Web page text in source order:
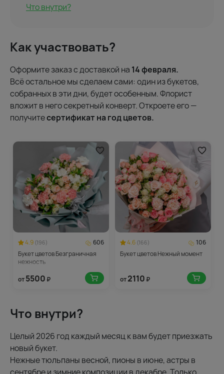
Что внутри?
Как участвовать?
Оформите заказ с доставкой на 14 февраля.
Всё остальное мы сделаем сами: один из букетов,
собранных в эти дни, будет особенным. Флорист
вложит в него секретный конверт. Откроете его —
получитесертификат на год цветов.
4.9 (196)
606
Букет цветов Безграничная
нежность
от5500 ₽
4.6 (166)
106
Букет цветов Нежный момент
от2110 ₽
Что внутри?
Целый 2026 год каждый месяц к вам будет приезжать
новый букет.
Нежные тюльпаны весной, пионы в июне, астры в